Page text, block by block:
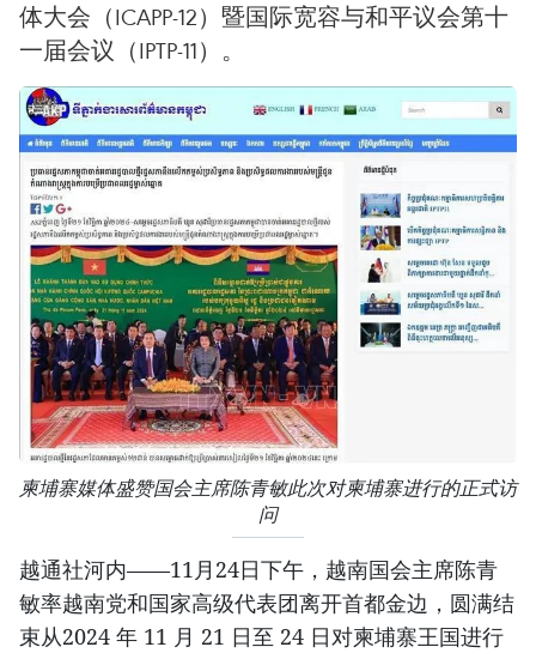
体大会（ICAPP-12）暨国际宽容与和平议会第十
一届会议（IPTP-11）。
柬埔寨媒体盛赞国会主席陈青敏此次对柬埔寨进行的正式访
问
越通社河内——11月24日下午，越南国会主席陈青
敏率越南党和国家高级代表团离开首都金边，圆满结
束从2024 年 11 月 21 日至 24 日对柬埔寨王国进行